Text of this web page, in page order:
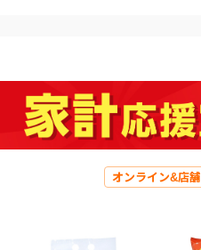
オンライン&店舗